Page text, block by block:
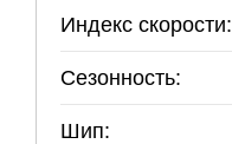
Индекс скорости:
Сезонность:
Шип: